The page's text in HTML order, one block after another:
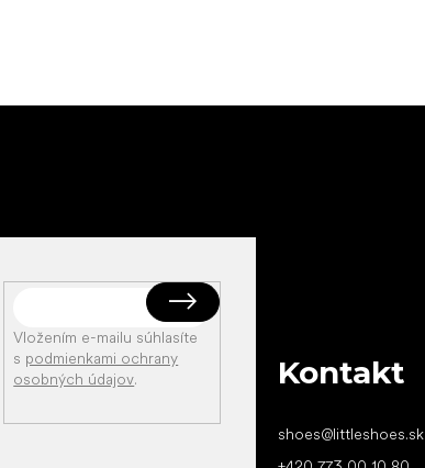
Vložením e-mailu súhlasíte
s podmienkami ochrany
osobných údajov. Kontakt
shoes@littleshoes.sk